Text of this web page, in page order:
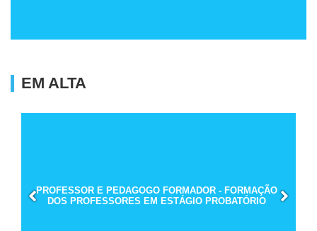
EM ALTA
PROFESSOR E PEDAGOGO FORMADOR - FORMAÇÃO
DOS PROFESSORES EM ESTÁGIO PROBATÓRIO